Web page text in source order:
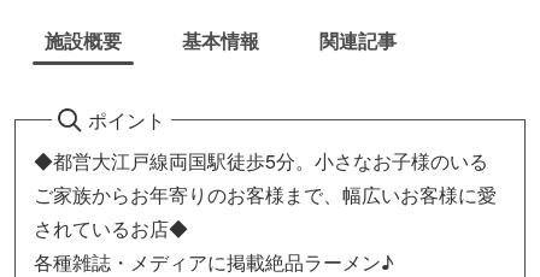
施設概要 基本情報 関連記事
ポイント
◆都営大江戸線両国駅徒歩5分。小さなお子様のいる
ご家族からお年寄りのお客様まで、幅広いお客様に愛
されているお店◆
各種雑誌・メディアに掲載絶品ラーメン♪